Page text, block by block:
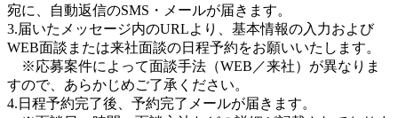
宛に、自動返信のSMS・メールが届きます。
3.届いたメッセージ内のURLより、基本情報の入力および
WEB面談または来社面談の日程予約をお願いいたします。
※応募案件によって面談手法（WEB／来社）が異なりま
すので、あらかじめご了承ください。
4.日程予約完了後、予約完了メールが届きます。